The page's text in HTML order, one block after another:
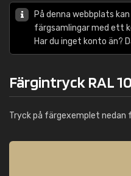
På denna webbplats
färgsamlingar med ett
Har du inget konto än?
Färgintryck RAL
Tryck på färgexemplet